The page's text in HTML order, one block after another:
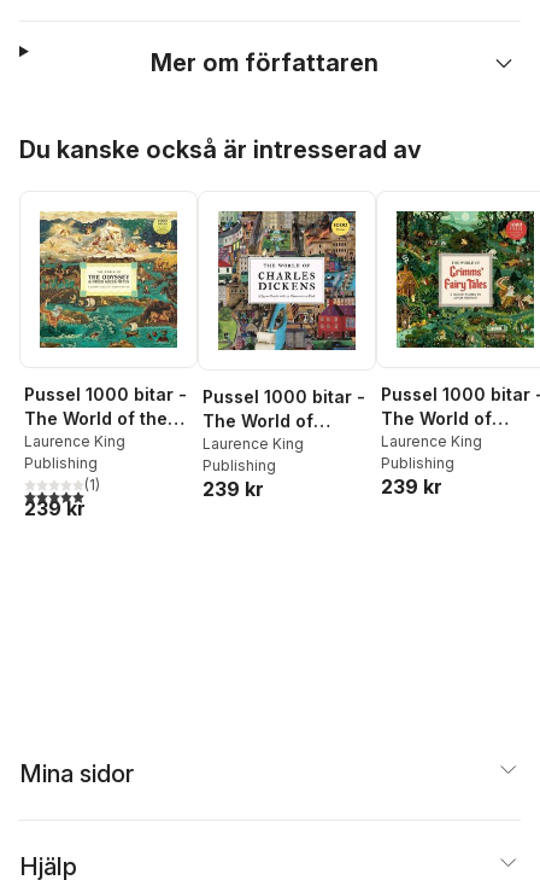
Mer om författaren
Du kanske också är intresserad av
Pussel 1000 bitar -
The World of the
Odyssey & Other
Greek Myths
Laurence King
Publishing
5,0utav 5 stjärnor. Totalt antal röster:
(1)
239 kr
Pussel 1000 bitar -
The World of
Charles Dickens
Laurence King
Publishing
239 kr
Pussel 1000 bitar
The World of
Grimms´ Fairy
Laurence King
Publishing
239 kr
Mina sidor
Hjälp